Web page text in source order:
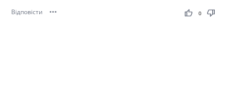
Відповісти ••• thumb_up thumb_down
0